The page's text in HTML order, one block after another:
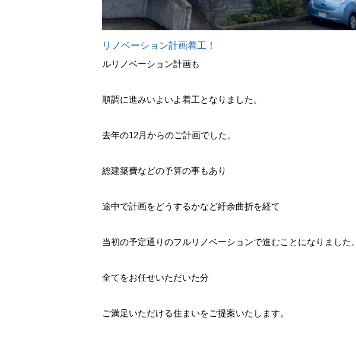
リノベーション計画着工！
ルリノベーション計画も
順調に進みいよいよ着工となりました。
去年の12月からのご計画でした。
総建築費などの予算の事もあり
途中で計画をどうするかなど紆余曲折を経て
当初の予定通りのフルリノベーションで進むことになりました。
全てをお任せいただいた分
ご満足いただける住まいをご提案いたします。